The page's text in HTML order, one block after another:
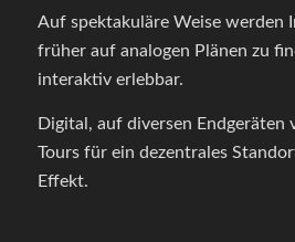
Auf spektakuläre Weise werden
früher auf analogen Plänen zu
interaktiv erlebbar.
Digital, auf diversen Endgeräten
Tours für ein dezentrales
Effekt.